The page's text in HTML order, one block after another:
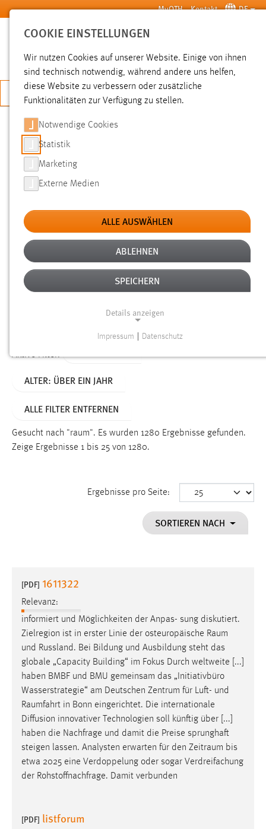
Zum Hauptinhalt springen MyOTH Kontakt DE
SUCHE
JETZT BEWERBEN
SUCHE
FILTER
Typ
Erstellungsdatum
Alter
Aktive Filter:
ALTER: ÜBER EIN JAHR
ALLE FILTER ENTFERNEN
Gesucht nach "raum". Es wurden 1280 Ergebnisse gefunden.
Zeige Ergebnisse 1 bis 25 von 1280.
Ergebnisse pro Seite:
SORTIEREN NACH
[PDF] 1611322
Relevanz:
informiert und Möglichkeiten der Anpas- sung diskutiert.
Zielregion ist in erster Linie der osteuropäische Raum
und Russland. Bei Bildung und Ausbildung steht das
globale „Capacity Building“ im Fokus Durch weltweite [...]
haben BMBF und BMU gemeinsam das „Initiativbüro
Wasserstrategie“ am Deutschen Zentrum für Luft- und
Raumfahrt in Bonn eingerichtet. Die internationale
Diffusion innovativer Technologien soll künftig über [...]
haben die Nachfrage und damit die Preise sprunghaft
steigen lassen. Analysten erwarten für den Zeitraum bis
etwa 2025 eine Verdoppelung oder sogar Verdreifachung
der Rohstoffnachfrage. Damit verbunden
[PDF] listforum
COOKIE EINSTELLUNGEN
Wir nutzen Cookies auf unserer Website. Einige von ihnen
sind technisch notwendig, während andere uns helfen,
diese Website zu verbessern oder zusätzliche
Funktionalitäten zur Verfügung zu stellen.
Notwendige Cookies
Statistik
Marketing
Externe Medien
ALLE AUSWÄHLEN
ABLEHNEN
SPEICHERN
Details anzeigen
Funktionen und sind für die einwandfreie Funktion der
Name:
Dieser Cookie speichert die ausgewählten Einverständnis-
Performance
Name:
staticfilecache
Zweck:
Für performante Seitenauslieferung wird in diesem Cookie
gespeichert, ob man eingeloggt ist.
Sprachpräferenz
Name:
site-language-preference
Zweck:
Das Cookie speichert die gewählte Sprache der Website.
Impressum Datenschutz